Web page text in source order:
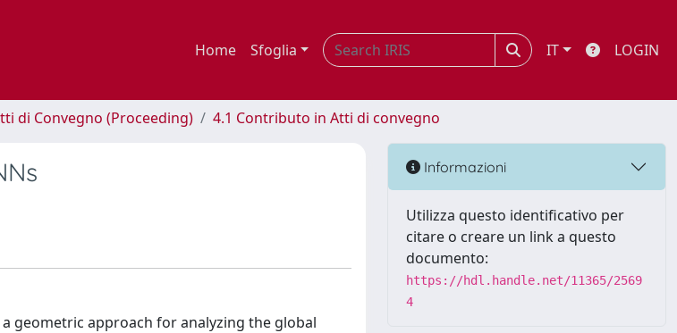
Home Sfoglia IT LOGIN
di Convegno (Proceeding) 4.1 Contributo in Atti di convegno
geometric approach for analyzing the global
Informazioni
Utilizza questo identificativo per
citare o creare un link a questo
documento:
https://hdl.handle.net/11365/2569
4